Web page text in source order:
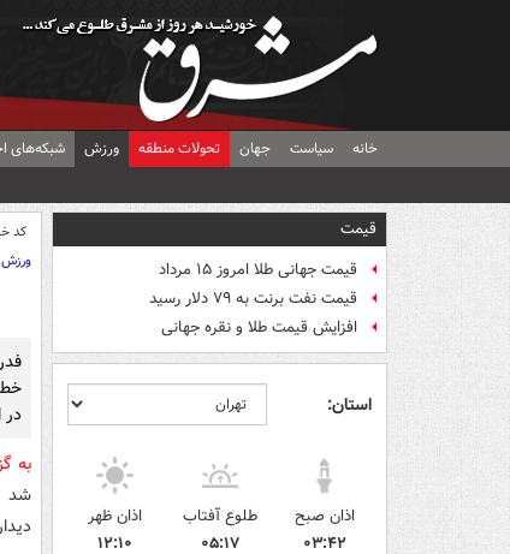
خانه سیاست جهان تحولات منطقه ورزش شبکه‌های
قیمت
قیمت جهانی طلا امروز ۱۵ مرداد
قیمت نفت برنت به ۷۹ دلار رسید
افزایش قیمت طلا و نقره جهانی
استان:
اذان صبح
۰۳:۴۲
طلوع آفتاب
۰۵:۱۷
اذان ظهر
۱۲:۱۰
کد
ورزش
به
شد